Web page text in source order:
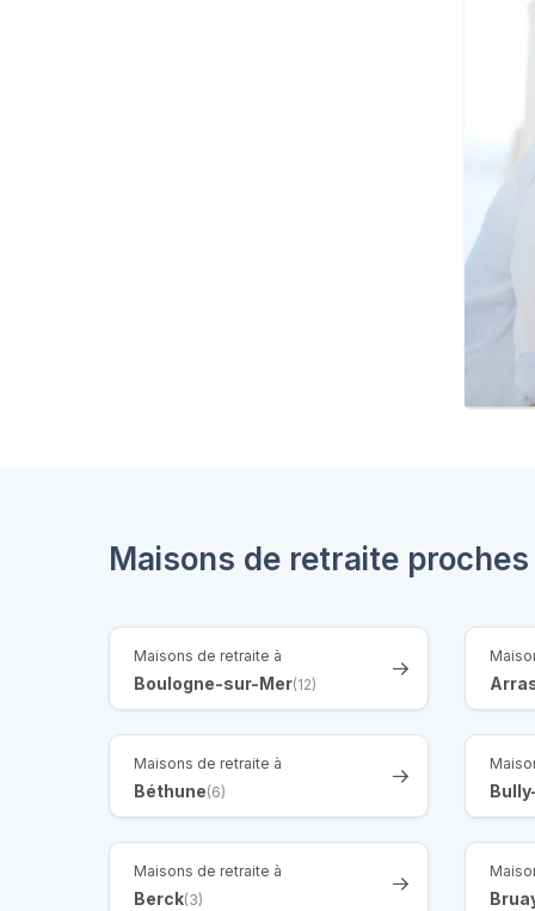
Maisons de retraite
Maisons de retraite à
Boulogne-sur-Mer(12)
Maisons de retraite à
Béthune(6)
Maisons de retraite à
Berck(3)